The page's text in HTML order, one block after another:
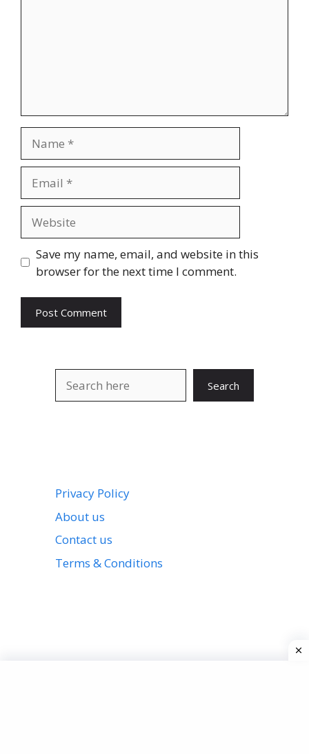
Save my name, email, and website in this
browser for the next time I comment.
Search
Privacy Policy
About us
Contact us
Terms & Conditions